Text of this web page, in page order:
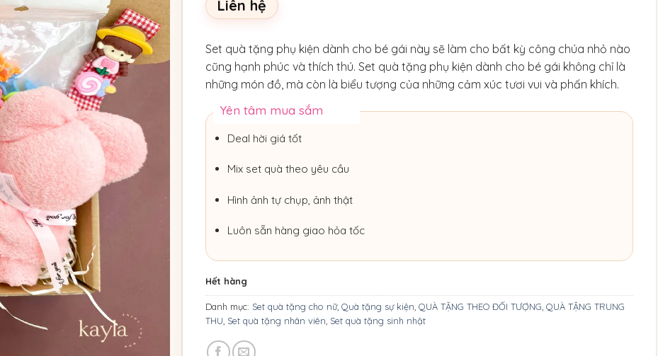
Liên hệ
Set quà tặng phụ kiện dành cho bé gái này sẽ làm cho bất kỳ công chúa nhỏ nào
cũng hạnh phúc và thích thú. Set quà tặng phụ kiện dành cho bé gái không chỉ là
những món đồ, mà còn là biểu tượng của những cảm xúc tươi vui và phấn khích.
Yên tâm mua sắm
Deal hời giá tốt
Mix set quà theo yêu cầu
Hình ảnh tự chụp, ảnh thật
Luôn sẵn hàng giao hỏa tốc
Hết hàng
Danh mục: Set quà tặng cho nữ, Quà tặng sự kiện, QUÀ TẶNG THEO ĐỐI TƯỢNG, QUÀ TẶNG TRUNG
THU, Set quà tặng nhân viên, Set quà tặng sinh nhật